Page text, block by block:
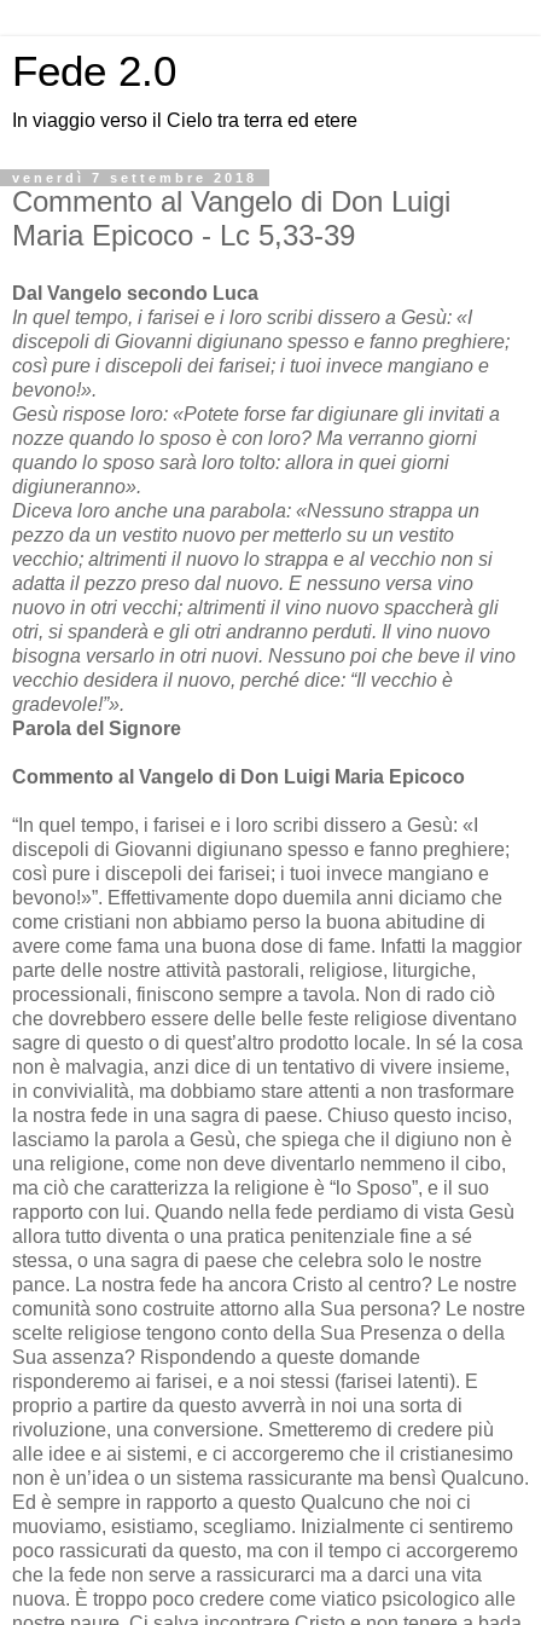
Fede 2.0
In viaggio verso il Cielo tra terra ed etere
venerdì 7 settembre 2018
Commento al Vangelo di Don Luigi
Maria Epicoco - Lc 5,33-39
Dal Vangelo secondo Luca
In quel tempo, i farisei e i loro scribi dissero a Gesù: «I
discepoli di Giovanni digiunano spesso e fanno preghiere;
così pure i discepoli dei farisei; i tuoi invece mangiano e
bevono!».
Gesù rispose loro: «Potete forse far digiunare gli invitati a
nozze quando lo sposo è con loro? Ma verranno giorni
quando lo sposo sarà loro tolto: allora in quei giorni
digiuneranno».
Diceva loro anche una parabola: «Nessuno strappa un
pezzo da un vestito nuovo per metterlo su un vestito
vecchio; altrimenti il nuovo lo strappa e al vecchio non si
adatta il pezzo preso dal nuovo. E nessuno versa vino
nuovo in otri vecchi; altrimenti il vino nuovo spaccherà gli
otri, si spanderà e gli otri andranno perduti. Il vino nuovo
bisogna versarlo in otri nuovi. Nessuno poi che beve il vino
vecchio desidera il nuovo, perché dice: “Il vecchio è
gradevole!”».
Parola del Signore
Commento al Vangelo di Don Luigi Maria Epicoco
“In quel tempo, i farisei e i loro scribi dissero a Gesù: «I
discepoli di Giovanni digiunano spesso e fanno preghiere;
così pure i discepoli dei farisei; i tuoi invece mangiano e
bevono!»”. Effettivamente dopo duemila anni diciamo che
come cristiani non abbiamo perso la buona abitudine di
avere come fama una buona dose di fame. Infatti la maggior
parte delle nostre attività pastorali, religiose, liturgiche,
processionali, finiscono sempre a tavola. Non di rado ciò
che dovrebbero essere delle belle feste religiose diventano
sagre di questo o di quest’altro prodotto locale. In sé la cosa
non è malvagia, anzi dice di un tentativo di vivere insieme,
in convivialità, ma dobbiamo stare attenti a non trasformare
la nostra fede in una sagra di paese. Chiuso questo inciso,
lasciamo la parola a Gesù, che spiega che il digiuno non è
una religione, come non deve diventarlo nemmeno il cibo,
ma ciò che caratterizza la religione è “lo Sposo”, e il suo
rapporto con lui. Quando nella fede perdiamo di vista Gesù
allora tutto diventa o una pratica penitenziale fine a sé
stessa, o una sagra di paese che celebra solo le nostre
pance. La nostra fede ha ancora Cristo al centro? Le nostre
comunità sono costruite attorno alla Sua persona? Le nostre
scelte religiose tengono conto della Sua Presenza o della
Sua assenza? Rispondendo a queste domande
risponderemo ai farisei, e a noi stessi (farisei latenti). E
proprio a partire da questo avverrà in noi una sorta di
rivoluzione, una conversione. Smetteremo di credere più
alle idee e ai sistemi, e ci accorgeremo che il cristianesimo
non è un’idea o un sistema rassicurante ma bensì Qualcuno.
Ed è sempre in rapporto a questo Qualcuno che noi ci
muoviamo, esistiamo, scegliamo. Inizialmente ci sentiremo
poco rassicurati da questo, ma con il tempo ci accorgeremo
che la fede non serve a rassicurarci ma a darci una vita
nuova. È troppo poco credere come viatico psicologico alle